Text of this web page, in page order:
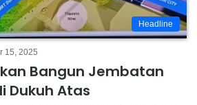
Headline
15, 2025
Bangun Jembatan
Dukuh Atas